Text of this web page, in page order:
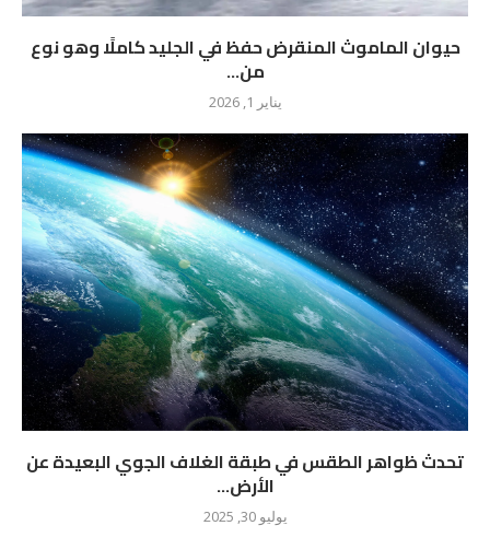
حيوان الماموث المنقرض حفظ في الجليد كاملًا وهو نوع
من...
يناير 1, 2026
تحدث ظواهر الطقس في طبقة الغلاف الجوي البعيدة عن
الأرض...
يوليو 30, 2025